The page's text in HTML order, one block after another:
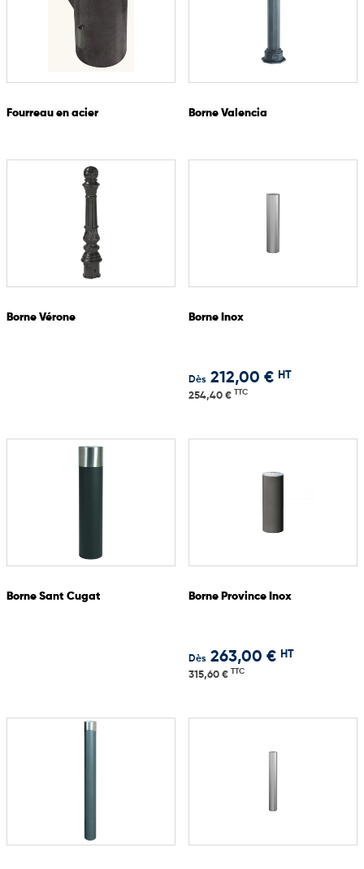
Fourreau en acier Borne Valencia
Borne Vérone Borne Inox
Dès 212,00 € HT
254,40 € TTC
Borne Sant Cugat Borne Province Inox
Dès 263,00 € HT
315,60 € TTC